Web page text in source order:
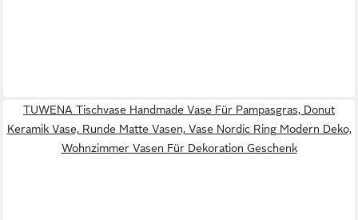
TUWENA Tischvase Handmade Vase Für Pampasgras, Donut
Keramik Vase, Runde Matte Vasen, Vase Nordic Ring Modern Deko,
Wohnzimmer Vasen Für Dekoration Geschenk